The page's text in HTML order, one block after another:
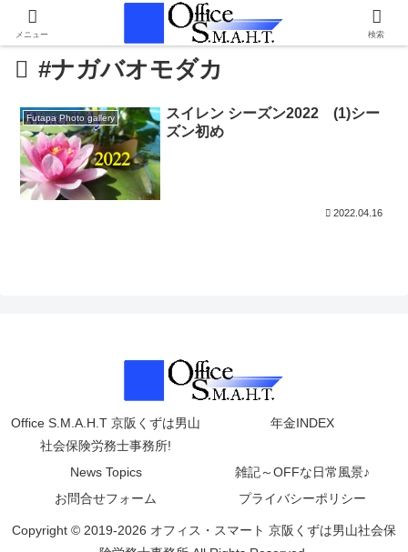
#ナガバオモダカ
Futapa Photo gallery
スイレン シーズン2022 (1)シー
ズン初め
2022.04.16
Office S.M.A.H.T 京阪くずは男山
社会保険労務士事務所!
年金INDEX
News Topics
雑記～OFFな日常風景♪
お問合せフォーム
プライバシーポリシー
Copyright © 2019-2026 オフィス・スマート 京阪くずは男山社会保
メニュー 検索